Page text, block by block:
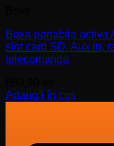
Boxa portabila activa
slot card SD, Aux in,
telecomanda
Adaugă în coș